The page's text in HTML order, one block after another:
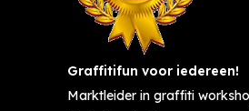
Graffitifun voor iedereen!
Marktleider in graffiti